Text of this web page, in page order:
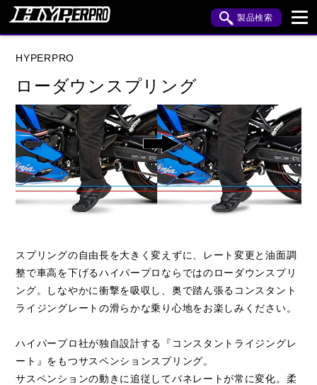
製品検索
HONDA YAMAHA SUZUKI
KAWASAKI APRILIA BMW BUELL
DUCATI HARLEY DAVIDSON
MOTO GUZZI ROYAL ENFIELD
TRIUMPH
閉じる
HYPERPRO
ローダウンスプリング
スプリングの自由長を大きく変えずに、レート変更と油面調
整で車高を下げるハイパープロならではのローダウンスプリ
ング。しなやかに衝撃を吸収し、奥で踏ん張るコンスタント
ライジングレートの滑らかな乗り心地をお楽しみください。
ハイパープロ社が独自設計する『コンスタントライジングレ
ート』をもつサスペンションスプリング。
サスペンションの動きに追従してバネレートが常に変化。柔